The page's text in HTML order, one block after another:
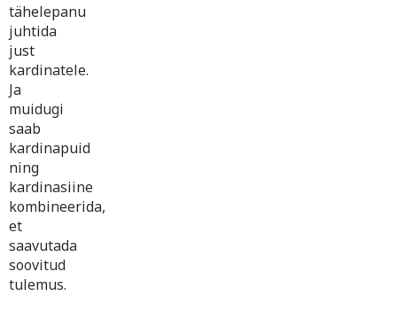
tähelepanu
juhtida
just
kardinatele.
Ja
muidugi
saab
kardinapuid
ning
kardinasiine
kombineerida,
et
saavutada
soovitud
tulemus.